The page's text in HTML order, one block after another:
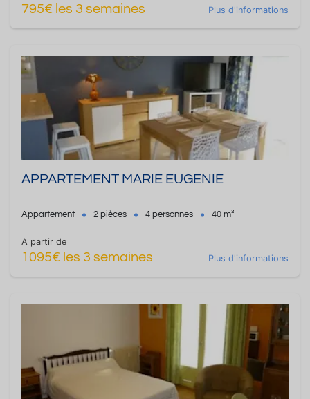
795€ les 3 semaines Plus d'informations
APPARTEMENT MARIE EUGENIE
Appartement 2 pièces 4 personnes 40 m²
A partir de
1095€ les 3 semaines Plus d'informations